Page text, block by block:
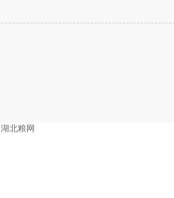
湖北粮网